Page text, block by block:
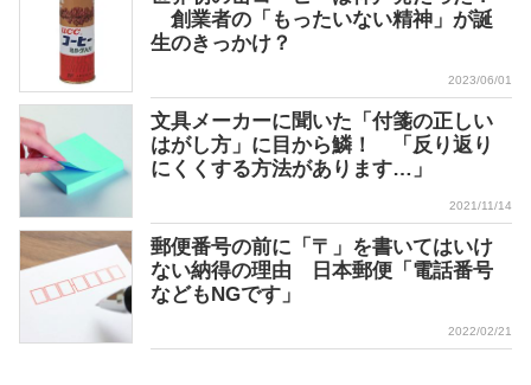
創業者の「もったいない精神」が誕
生のきっかけ？
2023/06/01
文具メーカーに聞いた「付箋の正しい
はがし方」に目から鱗！ 「反り返り
にくくする方法があります…」
2021/11/14
郵便番号の前に「〒」を書いてはいけ
ない納得の理由 日本郵便「電話番号
などもNGです」
2022/02/21